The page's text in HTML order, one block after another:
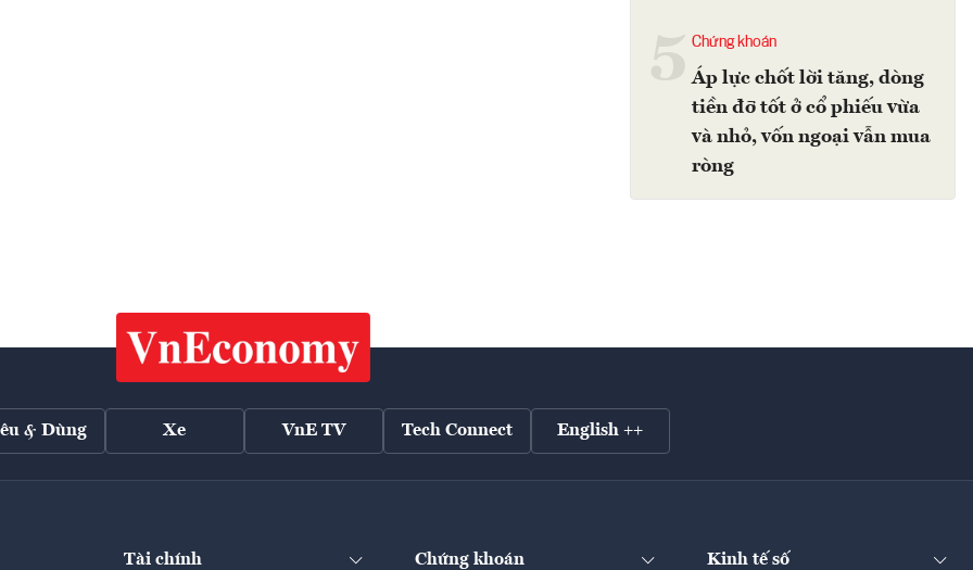
Chứng khoán
Áp lực chốt lời tăng, dòng
tiền đỡ tốt ở cổ phiếu vừa
và nhỏ, vốn ngoại vẫn mua
ròng
& Dùng Xe VnE TV Tech Connect English ++
Tài chính Chứng khoán Kinh tế số